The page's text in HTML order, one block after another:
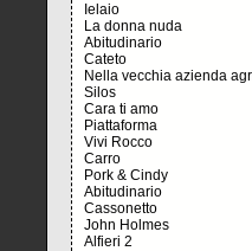
Ielaio
La donna nuda
Abitudinario
Cateto
Nella vecchia azienda
Silos
Cara ti amo
Piattaforma
Vivi Rocco
Carro
Pork & Cindy
Abitudinario
Cassonetto
John Holmes
Alfieri 2